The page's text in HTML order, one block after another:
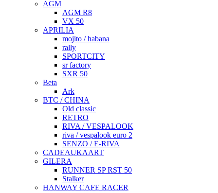
AGM
AGM R8
VX 50
APRILIA
mojito / habana
rally
SPORTCITY
sr factory
SXR 50
Beta
Ark
BTC / CHINA
Old classic
RETRO
RIVA / VESPALOOK
riva / vespalook euro 2
SENZO / E-RIVA
CADEAUKAART
GILERA
RUNNER SP RST 50
Stalker
HANWAY CAFE RACER